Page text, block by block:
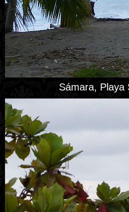
Sámara, Playa